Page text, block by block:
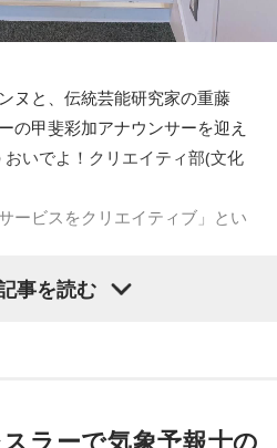
って下さい。
から出ましょう。
にお願いします。
用を足して下さい。
しだ！
出したら、歩きにくいです
は、嫌われるでしょう。
すが、そんなことはありませ
イターズで見ていた人だったの
れているスポーツだからどこに
、身だしなみとかもしっかり大
、自分で言って一番自分ででき
ても勉強になりましたね」
ところですか？
ているんだぞというのを」
ヌと、伝統芸能研究家の重藤
の甲斐彩加アナウンサーを迎え
いでよ！クリエイティ部(文化
ービスをクリエイティブ」とい
ライブやイベントなどを中心に
事を読む
ラーで気象予報士の